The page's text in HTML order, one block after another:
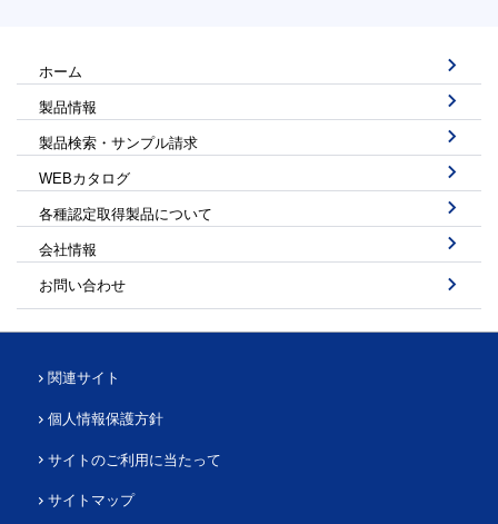
ホーム
製品情報
製品検索・サンプル請求
WEBカタログ
各種認定取得製品について
会社情報
お問い合わせ
関連サイト
個人情報保護方針
サイトのご利用に当たって
サイトマップ